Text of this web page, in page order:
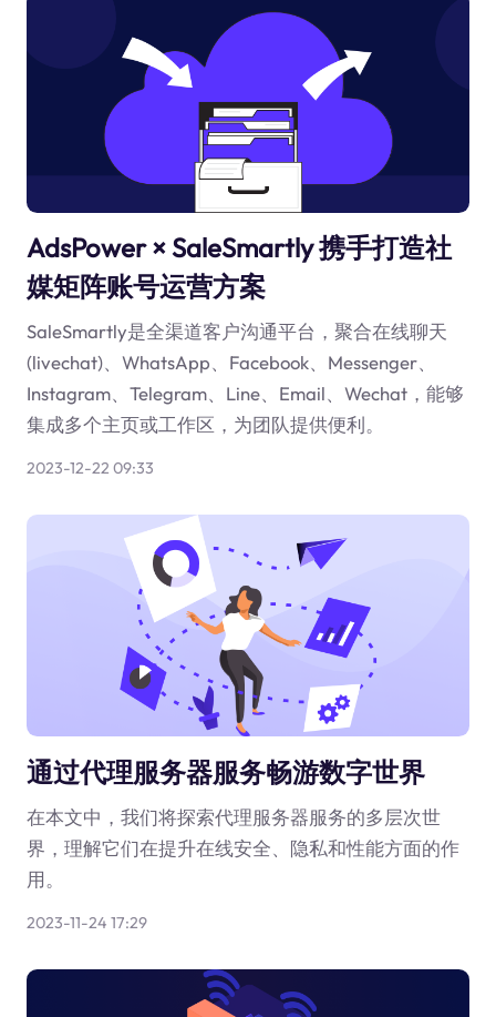
AdsPower × SaleSmartly 携手打造社
媒矩阵账号运营方案
SaleSmartly是全渠道客户沟通平台，聚合在线聊天
(livechat)、WhatsApp、Facebook、Messenger、
Instagram、Telegram、Line、Email、Wechat，能够
集成多个主页或工作区，为团队提供便利。
2023-12-22 09:33
通过代理服务器服务畅游数字世界
在本文中，我们将探索代理服务器服务的多层次世
界，理解它们在提升在线安全、隐私和性能方面的作
用。
2023-11-24 17:29